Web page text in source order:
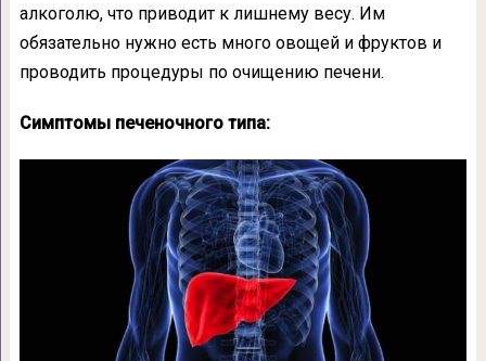
алкоголю, что приводит к лишнему весу. Им
обязательно нужно есть много овощей и фруктов и
проводить процедуры по очищению печени.
Симптомы печеночного типа: